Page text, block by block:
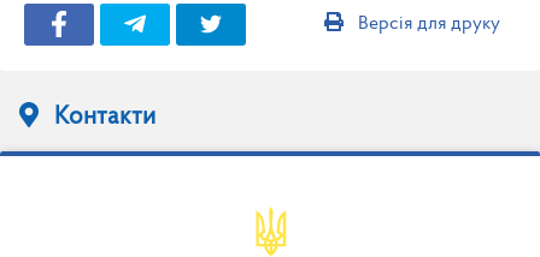
Версія для друку
Контакти